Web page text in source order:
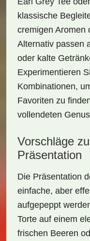
klassische
cremigen Aromen
Alternativ passen
oder kalte
Experimentieren
Kombinationen,
Favoriten zu
vollendeten
Vorschläge
Präsentation
Die Präsentation
einfache, aber
aufgepeppt
Torte auf einem
frischen Beeren